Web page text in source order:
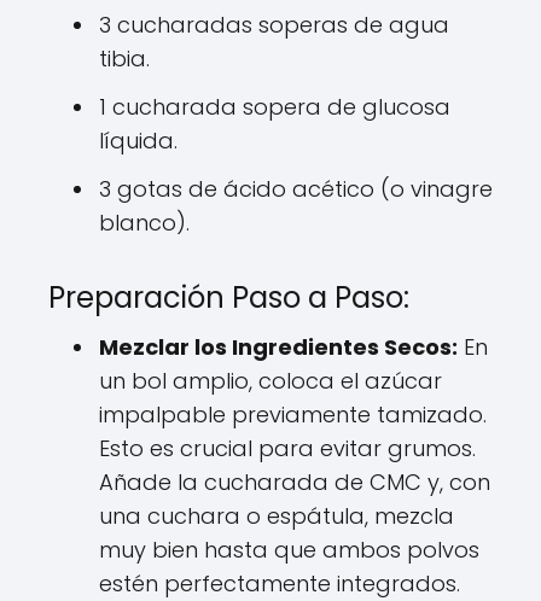
3 cucharadas soperas de agua
tibia.
1 cucharada sopera de glucosa
líquida.
3 gotas de ácido acético (o vinagre
blanco).
Preparación Paso a Paso:
Mezclar los Ingredientes Secos: En
un bol amplio, coloca el azúcar
impalpable previamente tamizado.
Esto es crucial para evitar grumos.
Añade la cucharada de CMC y, con
una cuchara o espátula, mezcla
muy bien hasta que ambos polvos
estén perfectamente integrados.